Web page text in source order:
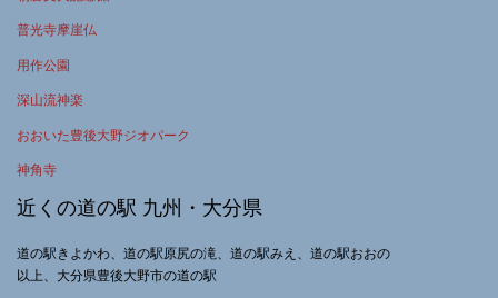
普光寺摩崖仏
用作公園
深山流神楽
おおいた豊後大野ジオパーク
神角寺
近くの道の駅 九州・大分県
道の駅きよかわ、道の駅原尻の滝、道の駅みえ、道の駅おおの
以上、大分県豊後大野市の道の駅